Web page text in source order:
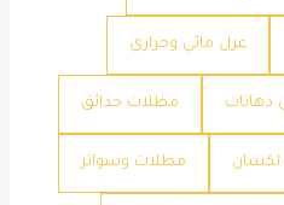
عزل مائي وحراري
دهانات مظلات حدائق
مظلات وسواتر